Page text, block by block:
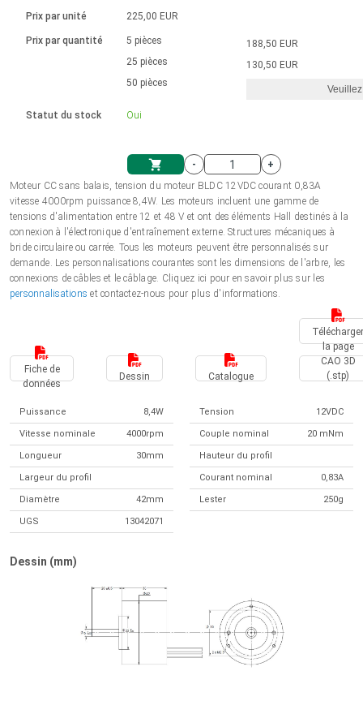
Système d'unité
Panier
Solénoïdes
Ø 28-42| 1-1400 rpm | <= 290Ncm
Contrôleur de moteur CC sans
Pilotes de moteurs à courant
continu à balais série DPWM
Pilotes de moteur pas à pas
Synchrone-Asynchrone | pour 1-4 actionneurs
Boîtes de contrôle
Synchrone-Asynchrone | pour 1-4 actionneurs
Français (EUR)
Polski (EUR)
Norsk (NOK)
Suomi (EUR)
Prix par unité
Prix par quantité
Statut du stock
225,00 EUR
5 pièces
25 pièces
50 pièces
Oui
188,50 EUR
130,50 EUR
-
+
Moteur CC sans balais, tension du moteur BLDC 12VDC courant 0,83A
vitesse 4000rpm puissance 8,4W. Les moteurs incluent une gamme de
tensions d'alimentation entre 12 et 48 V et ont des éléments Hall destinés à la
connexion à l'électronique d'entraînement externe. Structures mécaniques à
bride circulaire ou carrée. Tous les moteurs peuvent être personnalisés sur
demande. Les personnalisations courantes sont les dimensions de l'arbre, les
connexions de câbles et le câblage. Cliquez ici pour en savoir plus sur les
personnalisationset contactez-nous pour plus d'informations.
Télécharger
la page
Fiche de
données
Dessin Catalogue
CAO 3D
(.stp)
Puissance 8,4W Tension 12VDC
Vitesse nominale 4000rpm Couple nominal 20 mNm
Longueur 30mm Hauteur du profil
Largeur du profil Courant nominal 0,83A
Diamètre 42mm Lester 250g
UGS 13042071
Dessin (mm)